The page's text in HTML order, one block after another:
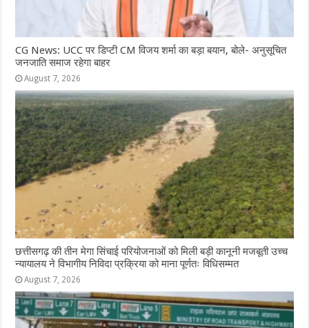
CG News: UCC पर डिप्टी CM विजय शर्मा का बड़ा बयान, बोले- अनुसूचित
जनजाति समाज रहेगा बाहर
August 7, 2026
छत्तीसगढ़ की तीन मेगा सिंचाई परियोजनाओं को मिली बड़ी कानूनी मजबूती उच्च
न्यायालय ने विभागीय निविदा प्रक्रिया को माना पूर्णतः विधिसम्मत
August 7, 2026